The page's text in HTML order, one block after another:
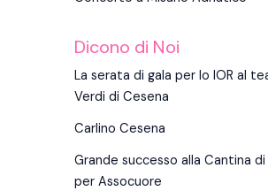
Dicono di Noi
La serata di gala per lo IOR al
Verdi di Cesena
Carlino Cesena
Grande successo alla Cantina
per Assocuore